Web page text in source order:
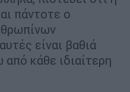
πάντοτε ο
είναι βαθιά
κάθε ιδιαίτερη